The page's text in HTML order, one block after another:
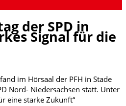
der SPD in
Signal für die
im Hörsaal der PFH in Stade
Nord- Niedersachsen statt. Unter
eine starke Zukunft“